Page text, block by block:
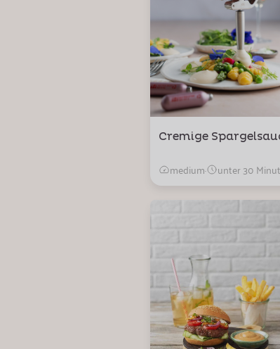
Cremige
medium· unter 30